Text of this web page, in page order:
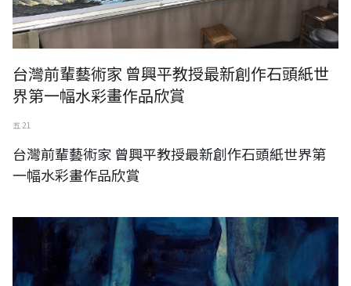
台灣前輩藝術家 曾興平教授最新創作石頭紙世
界第一幅水彩畫作品欣賞
五 21
台灣前輩藝術家 曾興平教授最新創作石頭紙世界第
一幅水彩畫作品欣賞
ART AMOY 2018 藝術廈門國際博覽會